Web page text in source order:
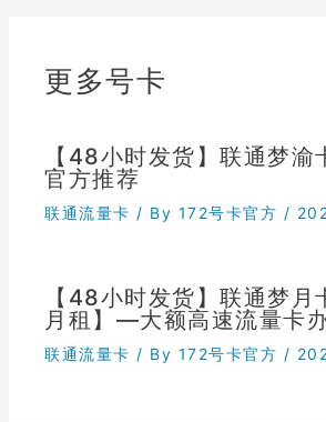
更多号卡
【48小时发货】联通梦
官方推荐
联通流量卡 / By 172号卡官方 /
【48小时发货】联通梦
月租】—大额高速流量卡
联通流量卡 / By 172号卡官方 /